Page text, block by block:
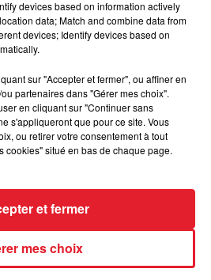
Génération Impolie
devices based on information actively
data; Match and combine data from
devices; Identify devices based on
sur "Accepter et fermer", ou affiner en
partenaires dans "Gérer mes choix".
en cliquant sur "Continuer sans
s'appliqueront que pour ce site. Vous
ou retirer votre consentement à tout
cookies" situé en bas de chaque page.
mes choix
et fermer